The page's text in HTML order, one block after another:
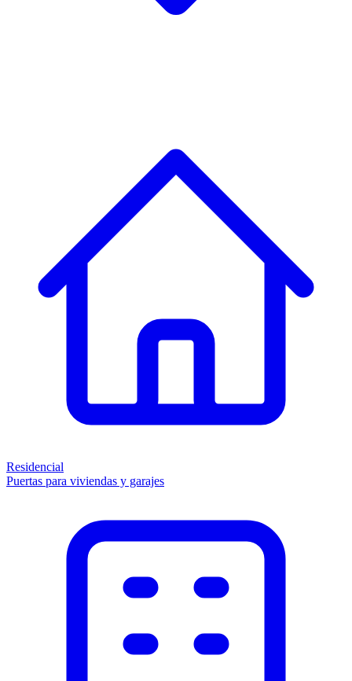
Residencial
Puertas para viviendas y garajes